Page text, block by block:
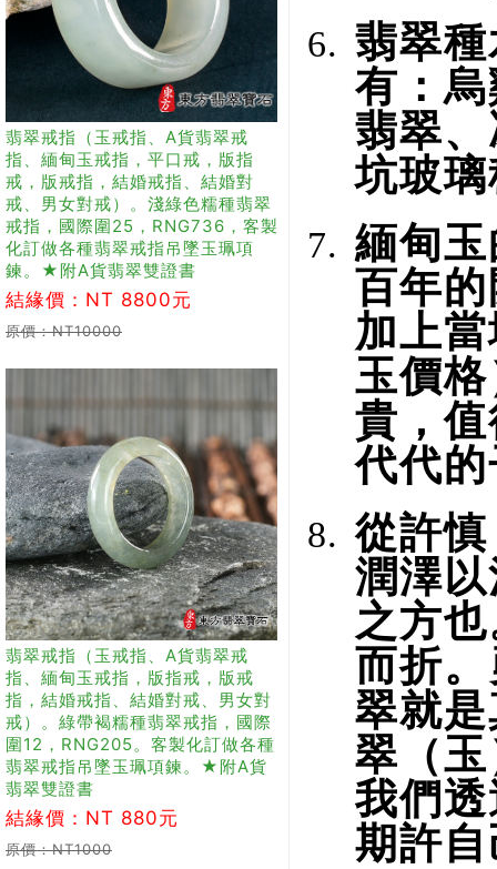
翡翠戒指（玉戒指、A貨翡翠戒
指、緬甸玉戒指，平口戒，版指
戒，版戒指，結婚戒指、結婚對
戒、男女對戒）。淺綠色糯種翡翠
戒指，國際圍25，RNG736，客製
化訂做各種翡翠戒指吊墜玉珮項
鍊。★附A貨翡翠雙證書
結緣價：NT 8800元
原價：NT10000
翡翠戒指（玉戒指、A貨翡翠戒
指、緬甸玉戒指，版指戒，版戒
指，結婚戒指、結婚對戒、男女對
戒）。綠帶褐糯種翡翠戒指，國際
圍12，RNG205。客製化訂做各種
翡翠戒指吊墜玉珮項鍊。★附A貨
翡翠雙證書
結緣價：NT 880元
原價：NT1000
翡翠
有：
翡翠
坑玻
緬甸
百年
加上
玉價
貴，
代代
從許
潤澤
之方
而折
翠就
翠（
我們
期許